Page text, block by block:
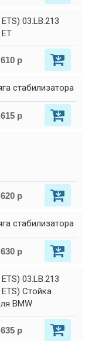
03.LB.213
610 р
стабилизатора
615 р
620 р
стабилизатора
630 р
03.LB.213
Стойка
BMW
635 р